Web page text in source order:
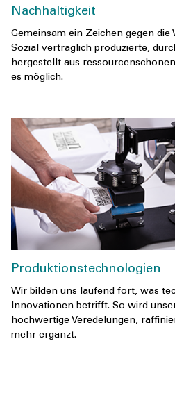
Nachhaltigkeit
Gemeinsam ein Zeichen gegen
Sozial verträglich produzierte,
hergestellt aus
es möglich.
Produktionstechnologien
Wir bilden uns laufend fort, was
Innovationen betrifft. So wird
hochwertige Veredelungen,
mehr ergänzt.